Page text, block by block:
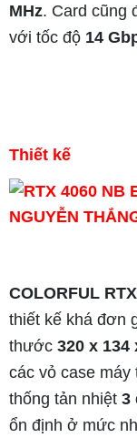
MHz. Card cũng
với tốc độ 14
Thiết kế
COLORFUL
thiết kế khá đơn
thước 320 x 134
các vỏ case
thống tản nhiệt 3
ổn định ở mức